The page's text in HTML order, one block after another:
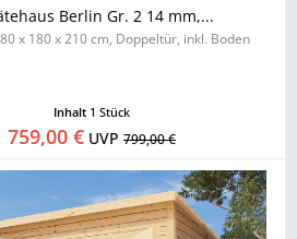
Berlin Gr. 2 14 mm,...
x 180 x 210 cm, Doppeltür, inkl. Boden
Inhalt 1 Stück
759,00 € UVP799,00 €